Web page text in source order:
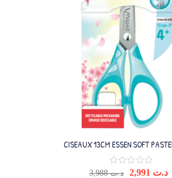
CISEAUX 13CM ESSEN SOFT
د.ت3,988 د.ت